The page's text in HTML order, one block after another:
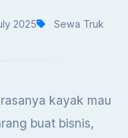
2025 Sewa Truk
kayak mau
buat bisnis,